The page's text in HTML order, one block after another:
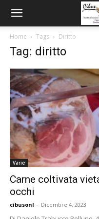
Home Tags Diritto
Tag: diritto
Varie
Carne coltivata
occhi
cibusonl - Dicembre 4, 2023